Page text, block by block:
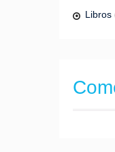
Libros